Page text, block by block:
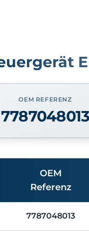
OEM REFERENZ
7787048013
OEM
Referenz
7787048013